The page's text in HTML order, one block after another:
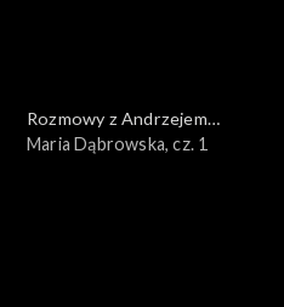
Rozmowy z Andrzejem
Doboszem
Maria Dąbrowska, cz. 1